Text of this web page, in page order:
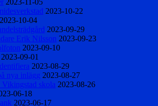
2023-10-22
2023-10-04
2023-09-29
Erik Nilsson 2023-09-23
2023-09-10
2023-09-01
2023-08-29
nya inlägg 2023-08-27
skola 2023-08-26
06-18
2023-06-17